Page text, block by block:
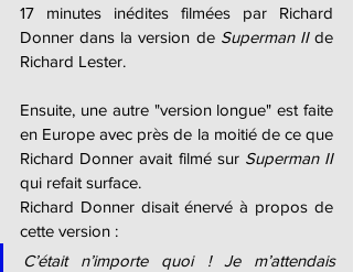
17 minutes inédites filmées par Richard
Donner dans la version de Superman II de
Richard Lester.
Ensuite, une autre "version longue" est faite
en Europe avec près de la moitié de ce que
Richard Donner avait filmé sur Superman II
qui refait surface.
Richard Donner disait énervé à propos de
cette version :
C’était n’importe quoi ! Je m’attendais